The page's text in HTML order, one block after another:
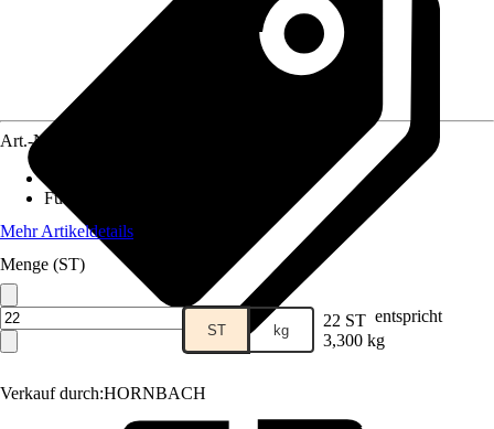
Verkauf durch:HORNBACH
Art.-Nr.
Futtermittelart
Mehr Artikeldetails
Menge (ST)
ST kg 22 ST entspricht
3,300 kg